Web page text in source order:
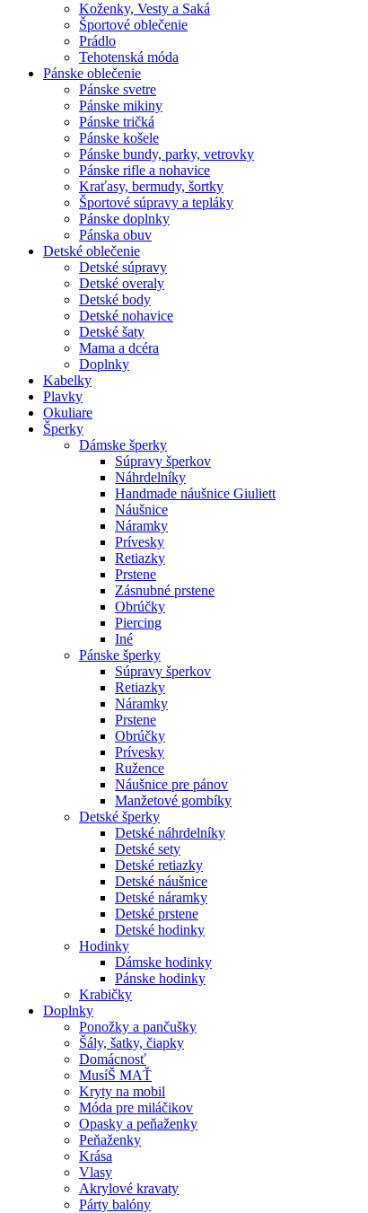
Koženky, Vesty a Saká
Športové oblečenie
Prádlo
Tehotenská móda
Pánske oblečenie
Pánske svetre
Pánske mikiny
Pánske tričká
Pánske košele
Pánske bundy, parky, vetrovky
Pánske rifle a nohavice
Kraťasy, bermudy, šortky
Športové súpravy a tepláky
Pánske doplnky
Pánska obuv
Detské oblečenie
Detské súpravy
Detské overaly
Detské body
Detské nohavice
Detské šaty
Mama a dcéra
Doplnky
Kabelky
Plavky
Okuliare
Šperky
Dámske šperky
Súpravy šperkov
Náhrdelníky
Handmade náušnice Giuliett
Náušnice
Náramky
Prívesky
Retiazky
Prstene
Zásnubné prstene
Obrúčky
Piercing
Iné
Pánske šperky
Súpravy šperkov
Retiazky
Náramky
Prstene
Obrúčky
Prívesky
Ružence
Náušnice pre pánov
Manžetové gombíky
Detské šperky
Detské náhrdelníky
Detské sety
Detské retiazky
Detské náušnice
Detské náramky
Detské prstene
Detské hodinky
Hodinky
Dámske hodinky
Pánske hodinky
Krabičky
Doplnky
Ponožky a pančušky
Šály, šatky, čiapky
Domácnosť
MusíŠ MAŤ
Kryty na mobil
Móda pre miláčikov
Opasky a peňaženky
Peňaženky
Krása
Vlasy
Akrylové kravaty
Párty balóny